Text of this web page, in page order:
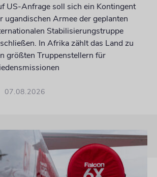
US-Anfrage soll sich ein Kontingent
ugandischen Armee der geplanten
Stabilisierungstruppe
In Afrika zählt das Land zu
größten Truppenstellern für
07.08.2026